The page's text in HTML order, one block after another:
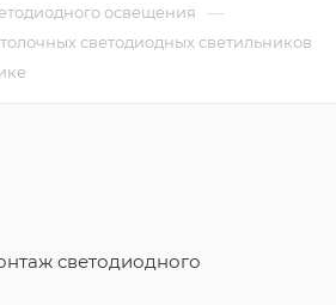
освещения —
светодиодных светильников
светодиодного